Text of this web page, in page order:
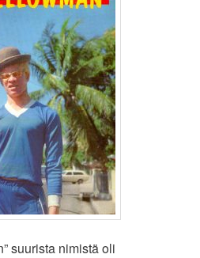
suurista nimistä oli